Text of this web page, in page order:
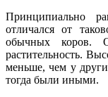
Принципиально
отличался от
обычных коров.
растительность.
меньше, чем у
тогда были иными.